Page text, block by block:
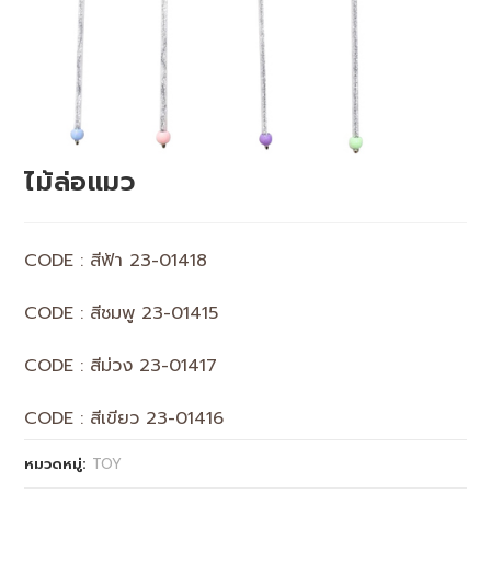
ไม้ล่อแมว
CODE : สีฟ้า 23-01418
CODE : สีชมพู 23-01415
CODE : สีม่วง 23-01417
CODE : สีเขียว 23-01416
หมวดหมู่: TOY